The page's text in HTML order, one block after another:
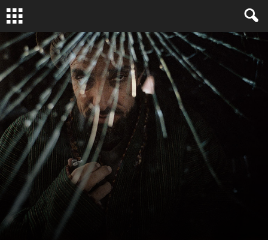
RELIRE LIVRES PHOTO PHOTOJOURNALISME